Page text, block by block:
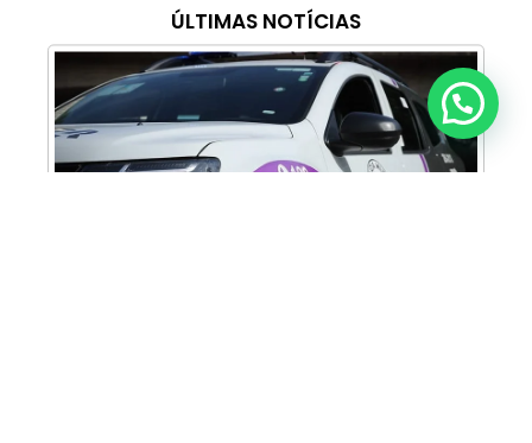
ÚLTIMAS NOTÍCIAS
Anunciar ou recomendar matéria